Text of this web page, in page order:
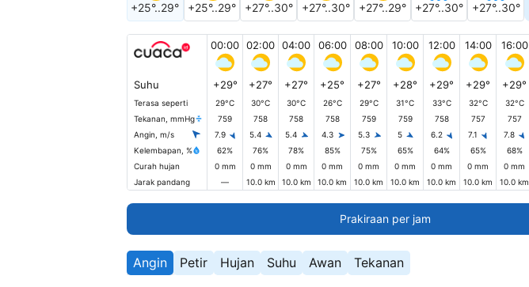
+25°..29° +25°..29° +27°..30° +27°..30° +27°..29° +27°..30° +27°..30°
00:00 02:00 04:00 06:00 08:00 10:00 12:00 14:00 16:00
Suhu +29° +27° +27° +25° +27° +28° +29° +29° +29°
Terasa seperti 29°C 30°C 30°C 26°C 29°C 31°C 33°C 32°C 32°C
Tekanan, mmHg
759 758 758 758 759 759 758 757 757
Angin, m/s
7.9 5.4 5.4 4.3 5.3 5 6.2 7.1 7.8
Kelembapan, %
62% 76% 78% 85% 75% 65% 64% 65% 68%
Curah hujan
0 mm 0 mm 0 mm 0 mm 0 mm 0 mm 0 mm 0 mm 0 mm
Jarak pandang
— 10.0 km 10.0 km 10.0 km 10.0 km 10.0 km 10.0 km 10.0 km 10.0 km
Prakiraan per jam
Angin Petir Hujan Suhu Awan Tekanan